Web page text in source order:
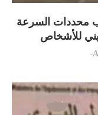
محددات السرعة
للأشخاص